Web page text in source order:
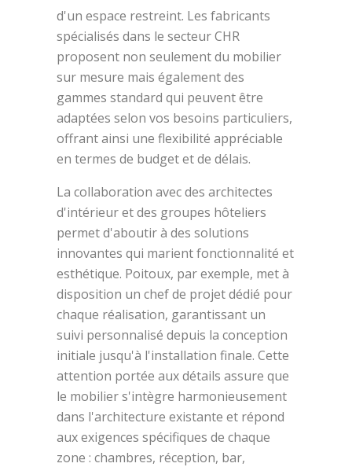
d'un espace restreint. Les fabricants
spécialisés dans le secteur CHR
proposent non seulement du mobilier
sur mesure mais également des
gammes standard qui peuvent être
adaptées selon vos besoins particuliers,
offrant ainsi une flexibilité appréciable
en termes de budget et de délais.
La collaboration avec des architectes
d'intérieur et des groupes hôteliers
permet d'aboutir à des solutions
innovantes qui marient fonctionnalité et
esthétique. Poitoux, par exemple, met à
disposition un chef de projet dédié pour
chaque réalisation, garantissant un
suivi personnalisé depuis la conception
initiale jusqu'à l'installation finale. Cette
attention portée aux détails assure que
le mobilier s'intègre harmonieusement
dans l'architecture existante et répond
aux exigences spécifiques de chaque
zone : chambres, réception, bar,